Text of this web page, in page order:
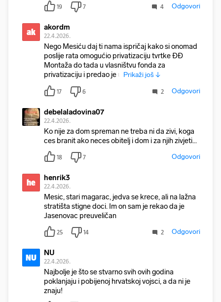
19 7 4 Odgovori
ak akordm
22.4.2026.
Nego Mesiću daj ti nama ispričaj kako si onomad
poslije rata omogućio privatizaciju tvrtke ĐĐ
Montaža do tada u vlasništvu fonda za
privatizaciju i predao je u Prikaži još ↓
17 6 2 Odgovori
debelaladovina07
22.4.2026.
Ko nije za dom spreman ne treba ni da zivi, koga
ces branit ako neces obitelj i dom i za njih zivjeti...
18 7 Odgovori
he henrik3
22.4.2026.
Mesic, stari magarac, jedva se krece, ali na lažna
stratišta stigne doci. Im on sam je rekao da je
Jasenovac preuveličan
25 14 2 Odgovori
NU NU
22.4.2026.
Najbolje je što se stvarno svih ovih godina
poklanjaju i pobijenoj hrvatskoj vojsci, a da ni je
znaju!